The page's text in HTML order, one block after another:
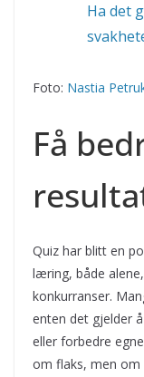
Ha det
Foto: Nastia
Få
Quiz har blitt en
læring, både
konkurranser.
enten det gjelder
eller forbedre
om flaks, men om